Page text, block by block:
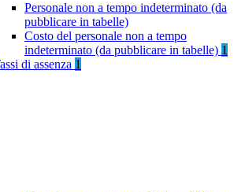
Personale non a tempo indeterminato (da
pubblicare in tabelle)
Costo del personale non a tempo
indeterminato (da pubblicare in tabelle) 1
di assenza 1